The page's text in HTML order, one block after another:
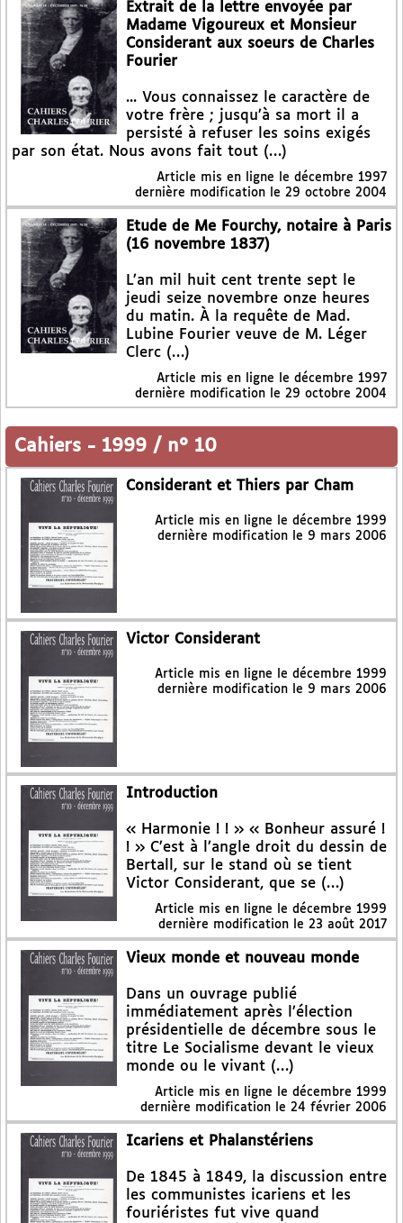
Extrait de la lettre envoyée par
Madame Vigoureux et Monsieur
Considerant aux soeurs de Charles
Fourier
... Vous connaissez le caractère de
votre frère ; jusqu’à sa mort il a
persisté à refuser les soins exigés
par son état. Nous avons fait tout (…)
Article mis en ligne le décembre 1997
dernière modification le 29 octobre 2004
Etude de Me Fourchy, notaire à Paris
(16 novembre 1837)
L’an mil huit cent trente sept le
jeudi seize novembre onze heures
du matin. À la requête de Mad.
Lubine Fourier veuve de M. Léger
Clerc (…)
Article mis en ligne le décembre 1997
dernière modification le 29 octobre 2004
Cahiers - 1999 / n° 10
Considerant et Thiers par Cham
Article mis en ligne le décembre 1999
dernière modification le 9 mars 2006
Victor Considerant
Article mis en ligne le décembre 1999
dernière modification le 9 mars 2006
Introduction
« Harmonie ! ! » « Bonheur assuré !
! » C’est à l’angle droit du dessin de
Bertall, sur le stand où se tient
Victor Considerant, que se (…)
Article mis en ligne le décembre 1999
dernière modification le 23 août 2017
Vieux monde et nouveau monde
Dans un ouvrage publié
immédiatement après l’élection
présidentielle de décembre sous le
titre Le Socialisme devant le vieux
monde ou le vivant (…)
Article mis en ligne le décembre 1999
dernière modification le 24 février 2006
Icariens et Phalanstériens
De 1845 à 1849, la discussion entre
les communistes icariens et les
fouriéristes fut vive quand